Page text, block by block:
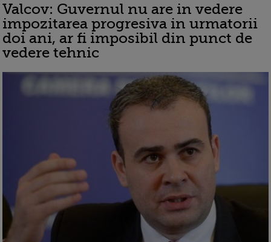
Valcov: Guvernul nu are in vedere
impozitarea progresiva in urmatorii
doi ani, ar fi imposibil din punct de
vedere tehnic